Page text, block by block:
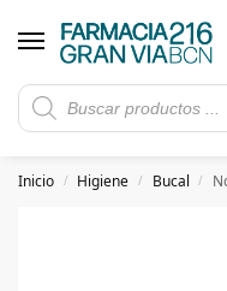
Rebajas de
5€ de descuento con el
Inicio / Higiene / Bucal /